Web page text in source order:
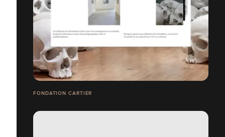
FONDATION CARTIER